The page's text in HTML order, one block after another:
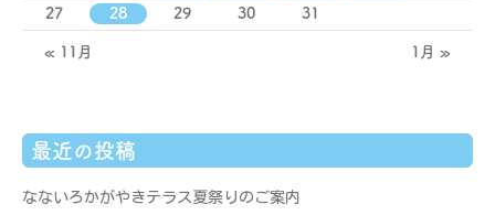
27 28 29 30 31
« 11月 1月 »
最近の投稿
なないろかがやきテラス夏祭りのご案内